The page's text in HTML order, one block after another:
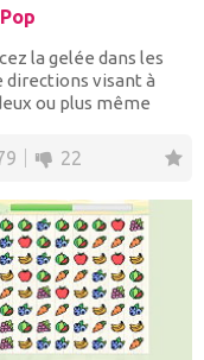
la gelée dans les
directions visant à
ou plus même
22